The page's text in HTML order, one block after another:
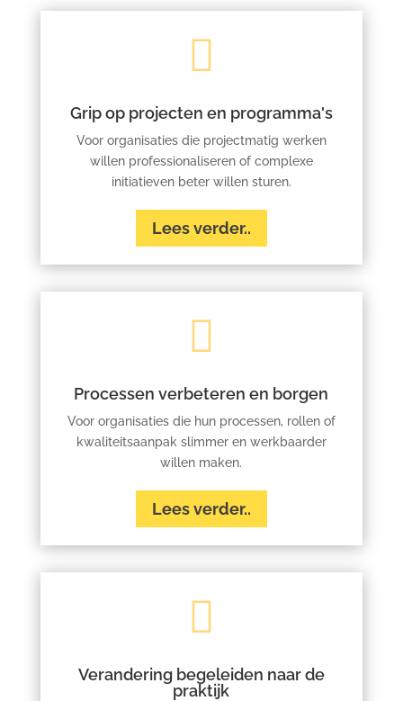

Grip op projecten en programma's
Voor organisaties die projectmatig werken
willen professionaliseren of complexe
initiatieven beter willen sturen.
Lees verder..

Processen verbeteren en borgen
Voor organisaties die hun processen, rollen of
kwaliteitsaanpak slimmer en werkbaarder
willen maken.
Lees verder..

Verandering begeleiden naar de
praktijk